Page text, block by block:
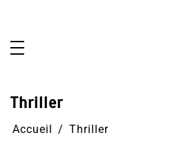
Thriller
Accueil Thriller